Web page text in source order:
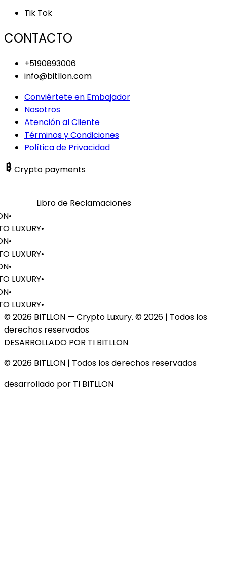
Tik Tok
CONTACTO
+5190893006
info@bitllon.com
Conviértete en Embajador
Nosotros
Atención al Cliente
Términos y Condiciones
Política de Privacidad
Crypto payments
Libro de Reclamaciones
•
LUXURY•
•
LUXURY•
•
LUXURY•
•
LUXURY•
© 2026 BITLLON — Crypto Luxury. ©2026 | Todos los
derechos reservados
DESARROLLADO POR TI BITLLON
© 2026 BITLLON | Todos los derechos reservados
desarrollado por TI BITLLON